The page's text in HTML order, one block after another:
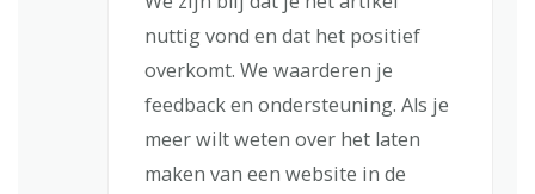
nuttig vond en dat het positief
overkomt. We waarderen je
feedback en ondersteuning. Als je
meer wilt weten over het laten
maken van een website in de